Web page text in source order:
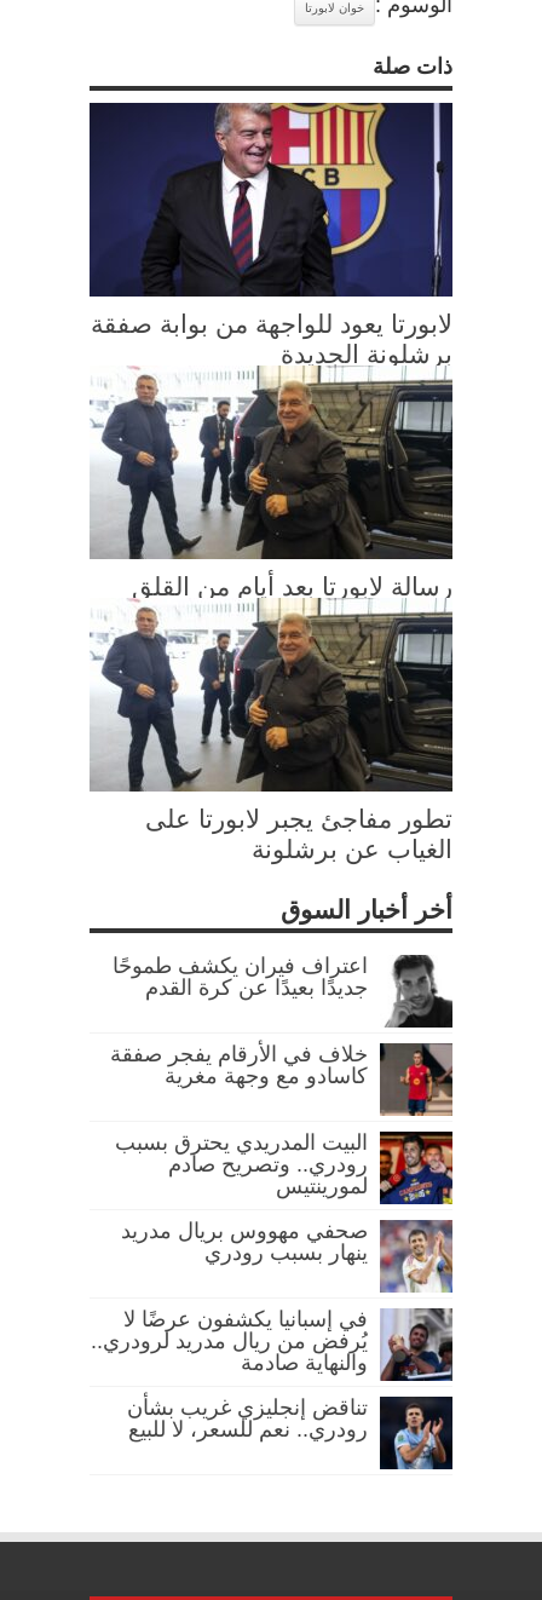
خوان لابورتا
ذات صلة
لابورتا يعود للواجهة من بوابة صفقة
برشلونة الجديدة
رسالة لابورتا بعد أيام من القلق
تطور مفاجئ يجبر لابورتا على
الغياب عن برشلونة
أخر أخبار السوق
اعتراف فيران يكشف طموحًا
جديدًا بعيدًا عن كرة القدم
خلاف في الأرقام يفجر صفقة
كاسادو مع وجهة مغرية
البيت المدريدي يحترق بسبب
رودري.. وتصريح صادم
لمورينتيس
صحفي مهووس بريال مدريد
ينهار بسبب رودري
في إسبانيا يكشفون عرضًا لا
يُرفض من ريال مدريد لرودري..
والنهاية صادمة
تناقض إنجليزي غريب بشأن
رودري.. نعم للسعر، لا للبيع